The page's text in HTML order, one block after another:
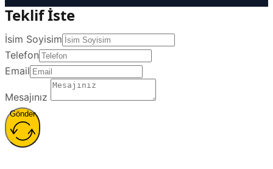
Teklif İste
İsim Soyisim
Telefon
Email
Mesajınız
Gönder